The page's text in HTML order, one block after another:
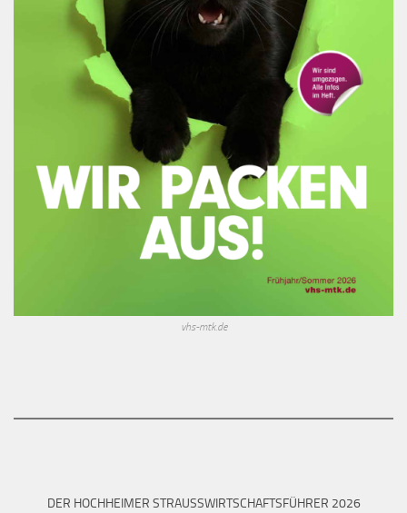
vhs-mtk.de
DER HOCHHEIMER STRAUSSWIRTSCHAFTSFÜHRER 2026